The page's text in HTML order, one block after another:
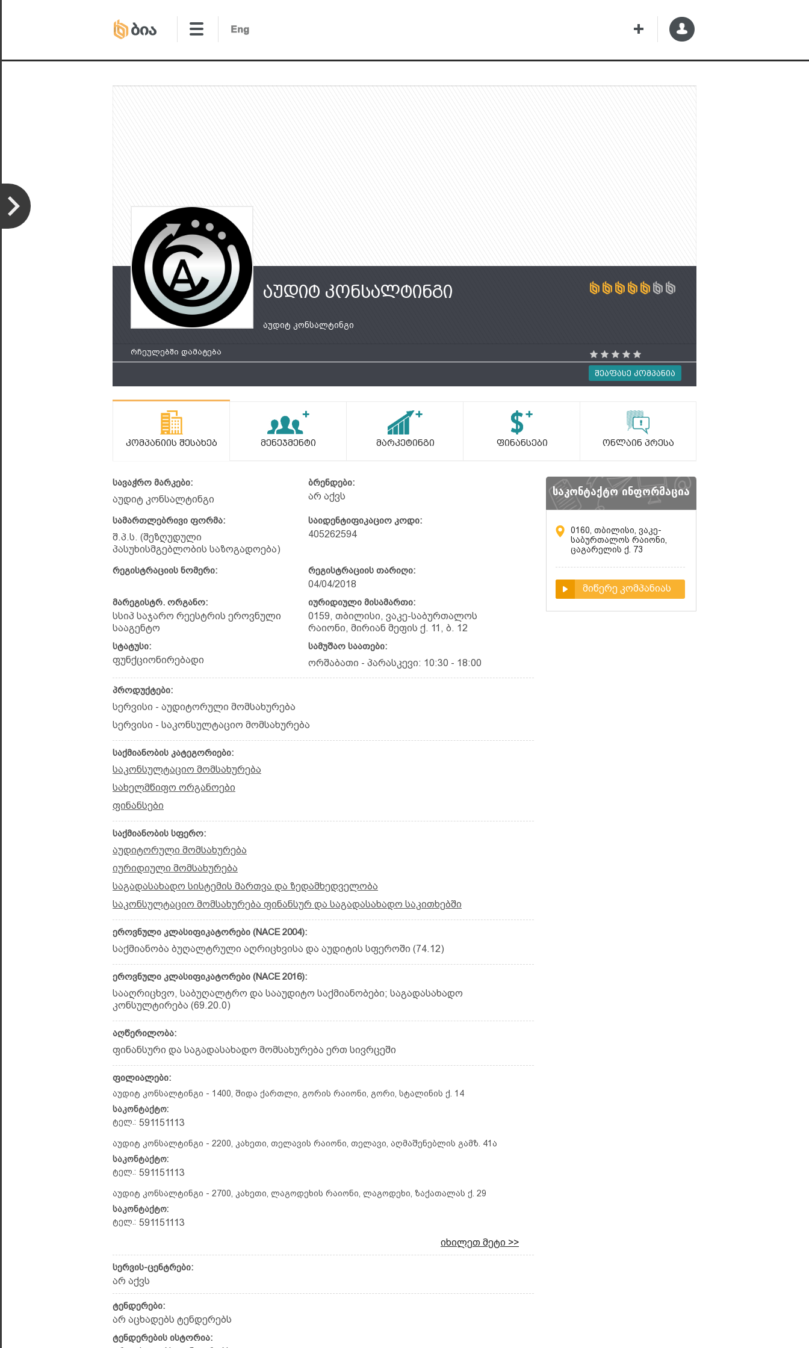
აუდიტ კონსალტინგი
აუდიტ კონსალტინგი
Შეაფასე Კომპანია
რჩეულებში დამატება
Კომპანიის Შესახებ Მენეჯმენტი Მარკეტინგი Ფინანსები Ონლაინ Პრესა
სავაჭრო მარკები:
აუდიტ კონსალტინგი
ბრენდები:
არ აქვს
სამართლებრივი ფორმა:
შ.პ.ს. (შეზღუდული
პასუხისმგებლობის საზოგადოება)
საიდენტიფიკაციო კოდი:
405262594
რეგისტრაციის ნომერი: რეგისტრაციის თარიღი:
04/04/2018
მარეგისტრ. ორგანო:
სსიპ საჯარო რეესტრის ეროვნული
სააგენტო
იურიდიული მისამართი:
0159, თბილისი, ვაკე-საბურთალოს
რაიონი, მირიან მეფის ქ. 11, ბ. 12
სტატუსი:
ფუნქციონირებადი
სამუშაო საათები:
ორშაბათი - პარასკევი: 10:30 - 18:00
პროდუქტები:
სერვისი - აუდიტორული მომსახურება
სერვისი - საკონსულტაციო მომსახურება
საქმიანობის კატეგორიები:
საკონსულტაციო მომსახურება
სახელმწიფო ორგანოები
ფინანსები
საქმიანობის სფერო:
აუდიტორული მომსახურება
იურიდიული მომსახურება
საგადასახადო სისტემის მართვა და ზედამხედველობა
საკონსულტაციო მომსახურება ფინანსურ და საგადასახადო საკითხებში
ეროვნული კლასიფიკატორები (NACE 2004):
საქმიანობა ბუღალტრული აღრიცხვისა და აუდიტის სფეროში (74.12)
ეროვნული კლასიფიკატორები (NACE 2016):
სააღრიცხვო, საბუღალტრო და სააუდიტო საქმიანობები; საგადასახადო
კონსულტირება (69.20.0)
აღწერილობა:
ფინანსური და საგადასახადო მომსახურება ერთ სივრცეში
ფილიალები:
აუდიტ კონსალტინგი - 1400, შიდა ქართლი, გორის რაიონი, გორი, სტალინის ქ. 14
საკონტაქტო:
ტელ.: 591151113
აუდიტ კონსალტინგი - 2200, კახეთი, თელავის რაიონი, თელავი, აღმაშენებლის გამზ. 41ა
საკონტაქტო:
ტელ.: 591151113
აუდიტ კონსალტინგი - 2700, კახეთი, ლაგოდეხის რაიონი, ლაგოდეხი, ზაქათალას ქ. 29
საკონტაქტო:
ტელ.: 591151113
იხილეთ მეტი >>
სერვის-ცენტრები:
არ აქვს
ტენდერები:
არ აცხადებს ტენდერებს
ტენდერების ისტორია:
საკონტაქტო ინფორმაცია
0160, თბილისი, ვაკე-
საბურთალოს რაიონი,
ცაგარელის ქ. 73
მიწერე კომპანიას